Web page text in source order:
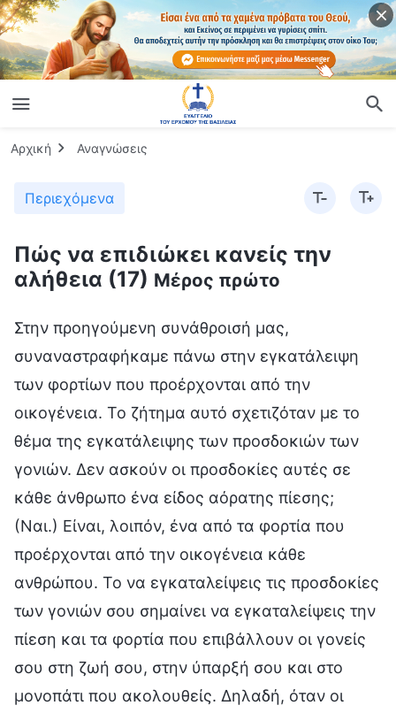
Αρχική Αναγνώσεις
Περιεχόμενα
Πώς να επιδιώκει κανείς την
αλήθεια (17) Μέρος πρώτο
Στην προηγούμενη συνάθροισή μας,
συναναστραφήκαμε πάνω στην εγκατάλειψη
των φορτίων που προέρχονται από την
οικογένεια. Το ζήτημα αυτό σχετιζόταν με το
θέμα της εγκατάλειψης των προσδοκιών των
γονιών. Δεν ασκούν οι προσδοκίες αυτές σε
κάθε άνθρωπο ένα είδος αόρατης πίεσης;
(Ναι.) Είναι, λοιπόν, ένα από τα φορτία που
προέρχονται από την οικογένεια κάθε
ανθρώπου. Το να εγκαταλείψεις τις προσδοκίες
των γονιών σου σημαίνει να εγκαταλείψεις την
πίεση και τα φορτία που επιβάλλουν οι γονείς
σου στη ζωή σου, στην ύπαρξή σου και στο
μονοπάτι που ακολουθείς. Δηλαδή, όταν οι